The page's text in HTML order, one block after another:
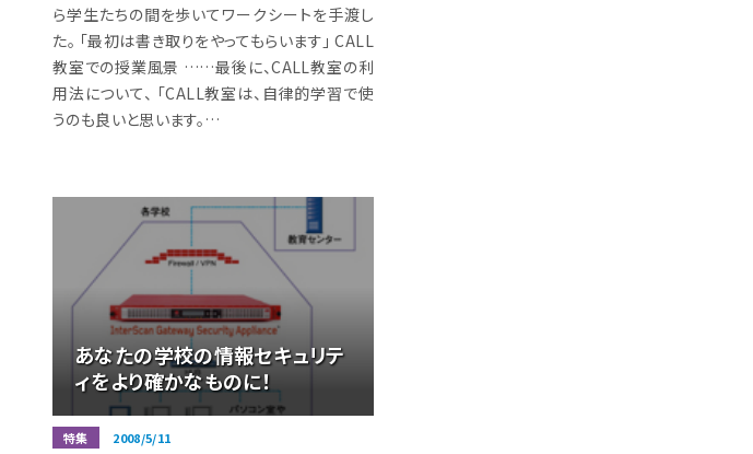
ら学生たちの間を歩いてワークシートを手渡し
た。 「最初は書き取りをやってもらいます」 CALL
教室での授業風景 ……最後に、CALL教室の利
用法について、 「CALL教室は、自律的学習で使
うのも良いと思います。…
あなたの学校の情報セキュリテ
ィをより確かなものに！
特集 2008/5/11